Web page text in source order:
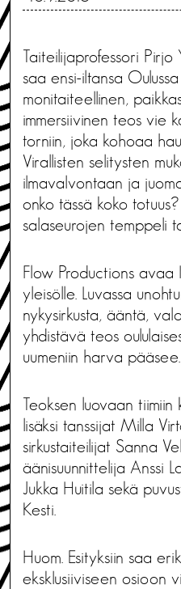
Taiteilijaprofessori Pirjo
saa ensi-iltansa Oulussa
monitaiteellinen,
immersiivinen teos vie
torniin, joka kohoaa
Virallisten selitysten
ilmavalvontaan ja
onko tässä koko
salaseurojen temppeli
Flow Productions avaa
yleisölle. Luvassa
nykysirkusta, ääntä,
yhdistävä teos
uumeniin harva pääsee.
Teoksen luovaan tiimiin
lisäksi tanssijat Milla
sirkustaiteilijat Sanna
äänisuunnittelija Anssi
Jukka Huitila sekä
Kesti.
Huom. Esityksiin saa
eksklusiiviseen osioon